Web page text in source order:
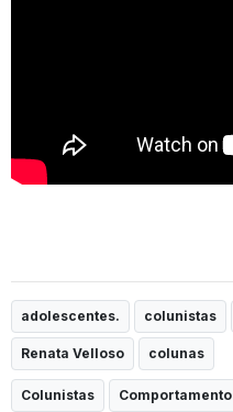
adolescentes. colunistas
Renata Velloso colunas
Colunistas Comportamento